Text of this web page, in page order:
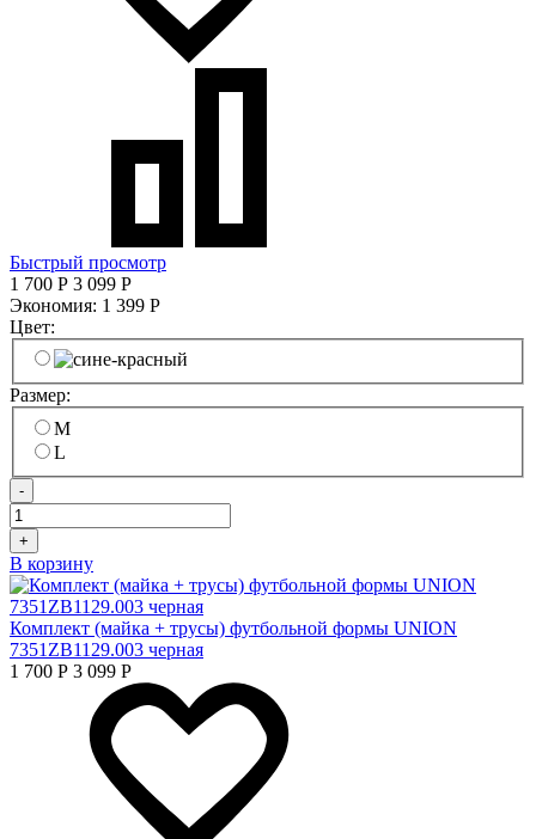
Быстрый просмотр
1 700 Р 3 099 Р
Экономия: 1 399 Р
Цвет:
Размер:
M
L
-
+
В корзину
Комплект (майка + трусы) футбольной формы UNION
7351ZB1129.003 черная
1 700 Р 3 099 Р